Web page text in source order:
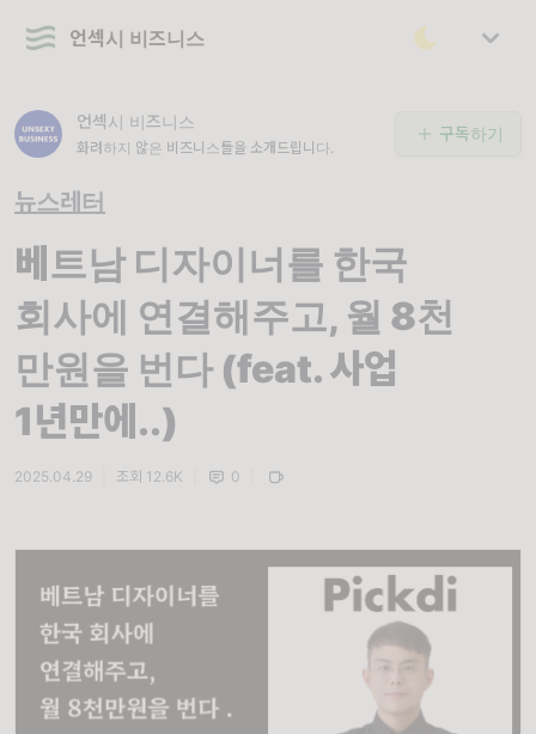
언섹시 비즈니스
언섹시 비즈니스
화려하지 않은 비즈니스들을 소개드립니다.
구독하기
뉴스레터
베트남 디자이너를 한국
회사에 연결해주고, 월 8천
만원을 번다 (feat. 사업
1년만에..)
2025.04.29 조회 12.6K 0